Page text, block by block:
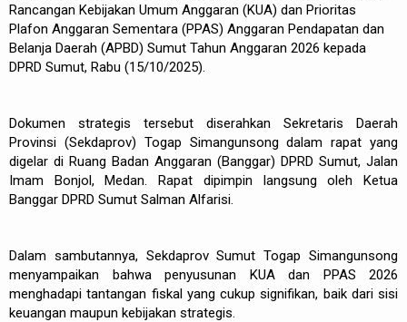
Rancangan Kebijakan Umum Anggaran (KUA) dan Prioritas
Plafon Anggaran Sementara (PPAS) Anggaran Pendapatan dan
Belanja Daerah (APBD) Sumut Tahun Anggaran 2026 kepada
DPRD Sumut, Rabu (15/10/2025).
Dokumen strategis tersebut diserahkan Sekretaris Daerah
Provinsi (Sekdaprov) Togap Simangunsong dalam rapat yang
digelar di Ruang Badan Anggaran (Banggar) DPRD Sumut, Jalan
Imam Bonjol, Medan. Rapat dipimpin langsung oleh Ketua
Banggar DPRD Sumut Salman Alfarisi.
Dalam sambutannya, Sekdaprov Sumut Togap Simangunsong
menyampaikan bahwa penyusunan KUA dan PPAS 2026
menghadapi tantangan fiskal yang cukup signifikan, baik dari sisi
keuangan maupun kebijakan strategis.